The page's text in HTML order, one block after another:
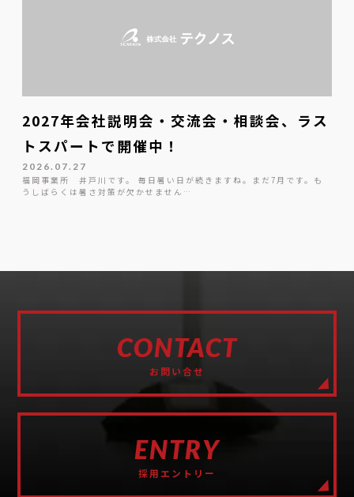
2027年会社説明会・交流会・相談会、ラス
トスパートで開催中！
2026.07.27
福岡事業所 井戸川です。 毎日暑い日が続きますね。まだ7月です。も
うしばらくは暑さ対策が欠かせません…
CONTACT
お問い合せ
ENTRY
採用エントリー